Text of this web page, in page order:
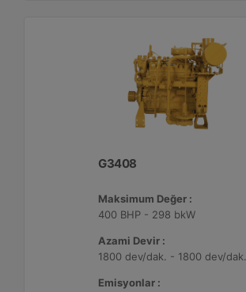
G3408
Maksimum Değer :
400 BHP - 298 bkW
Azami Devir :
1800 dev/dak. - 1800 dev/dak.
Emisyonlar :